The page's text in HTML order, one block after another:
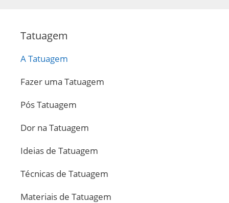
Tatuagem
A Tatuagem
Fazer uma Tatuagem
Pós Tatuagem
Dor na Tatuagem
Ideias de Tatuagem
Técnicas de Tatuagem
Materiais de Tatuagem